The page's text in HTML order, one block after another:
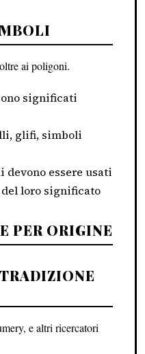
ai poligoni.
significati
glifi, simboli
devono essere usati
del loro significato
PER ORIGINE
e altri ricercatori